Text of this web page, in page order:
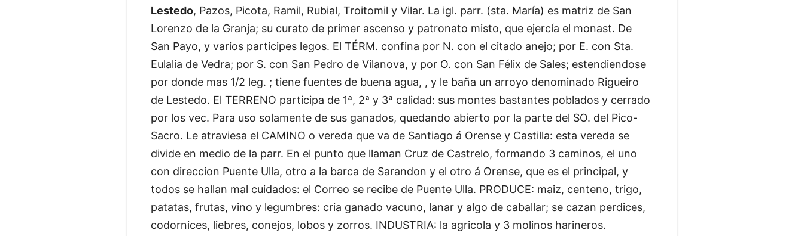
Lestedo, Pazos, Picota, Ramil, Rubial, Troitomil y Vilar. La igl. parr. (sta. María) es matriz de San
Lorenzo de la Granja; su curato de primer ascenso y patronato misto, que ejercía el monast. De
San Payo, y varios participes legos. El TÉRM. confina por N. con el citado anejo; por E. con Sta.
Eulalia de Vedra; por S. con San Pedro de Vilanova, y por O. con San Félix de Sales; estendiendose
por donde mas 1/2 leg. ; tiene fuentes de buena agua, , y le baña un arroyo denominado Rigueiro
de Lestedo. El TERRENO participa de 1ª, 2ª y 3ª calidad: sus montes bastantes poblados y cerrado
por los vec. Para uso solamente de sus ganados, quedando abierto por la parte del SO. del Pico-
Sacro. Le atraviesa el CAMINO o vereda que va de Santiago á Orense y Castilla: esta vereda se
divide en medio de la parr. En el punto que llaman Cruz de Castrelo, formando 3 caminos, el uno
con direccion Puente Ulla, otro a la barca de Sarandon y el otro á Orense, que es el principal, y
todos se hallan mal cuidados: el Correo se recibe de Puente Ulla. PRODUCE: maiz, centeno, trigo,
patatas, frutas, vino y legumbres: cria ganado vacuno, lanar y algo de caballar; se cazan perdices,
codornices, liebres, conejos, lobos y zorros. INDUSTRIA: la agricola y 3 molinos harineros.